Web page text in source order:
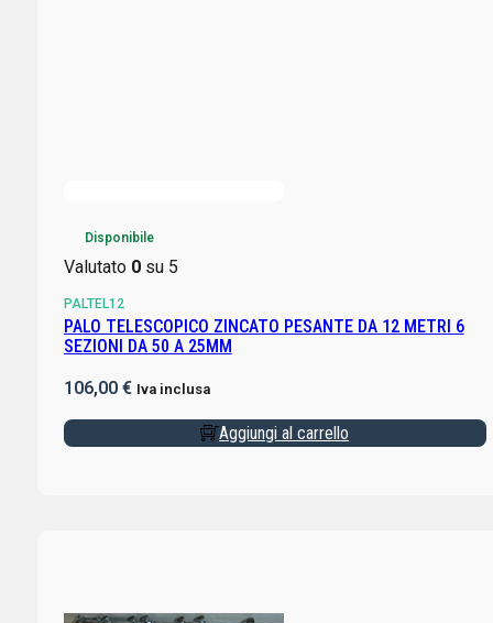
Disponibile
Valutato 0su 5
PALTEL12
PALO TELESCOPICO ZINCATO PESANTE DA 12 METRI 6
SEZIONI DA 50 A 25MM
106,00 € Iva inclusa
Aggiungi al carrello